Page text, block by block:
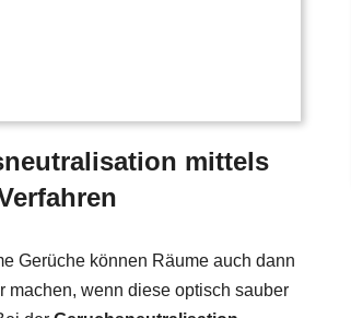
mittels
Gerüche können Räume auch dann
machen, wenn diese optisch sauber